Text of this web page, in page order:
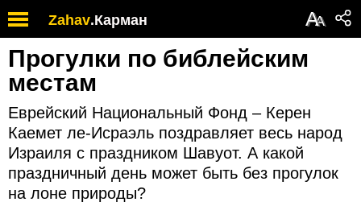
Zahav.Карман АА
Прогулки по библейским
местам
Еврейский Национальный Фонд – Керен
Каемет ле-Исраэль поздравляет весь народ
Израиля с праздником Шавуот. А какой
праздничный день может быть без прогулок
на лоне природы?